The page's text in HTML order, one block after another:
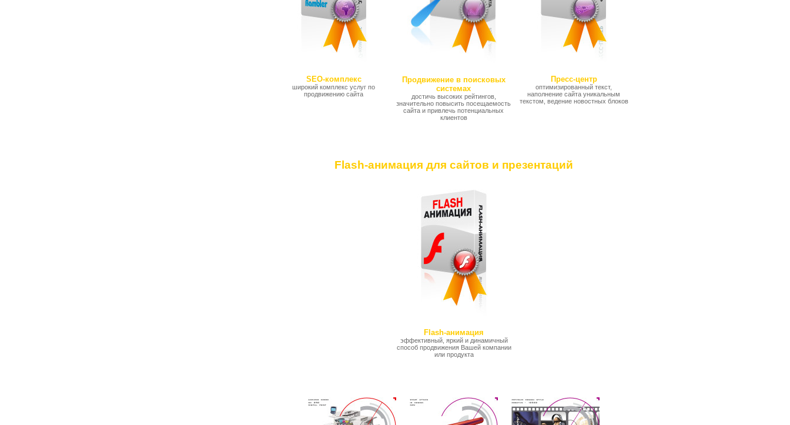
SEO-комплекс
широкий комплекс услуг по
продвижению сайта
Продвижение в поисковых
системах
достичь высоких рейтингов,
значительно повысить посещаемость
сайта и привлечь потенциальных
клиентов
Пресс-центр
оптимизированный текст,
наполнение сайта уникальным
текстом, ведение новостных блоков
Flash-анимация для сайтов и презентаций
Flash-анимация
эффективный, яркий и динамичный
способ продвижения Вашей компании
или продукта